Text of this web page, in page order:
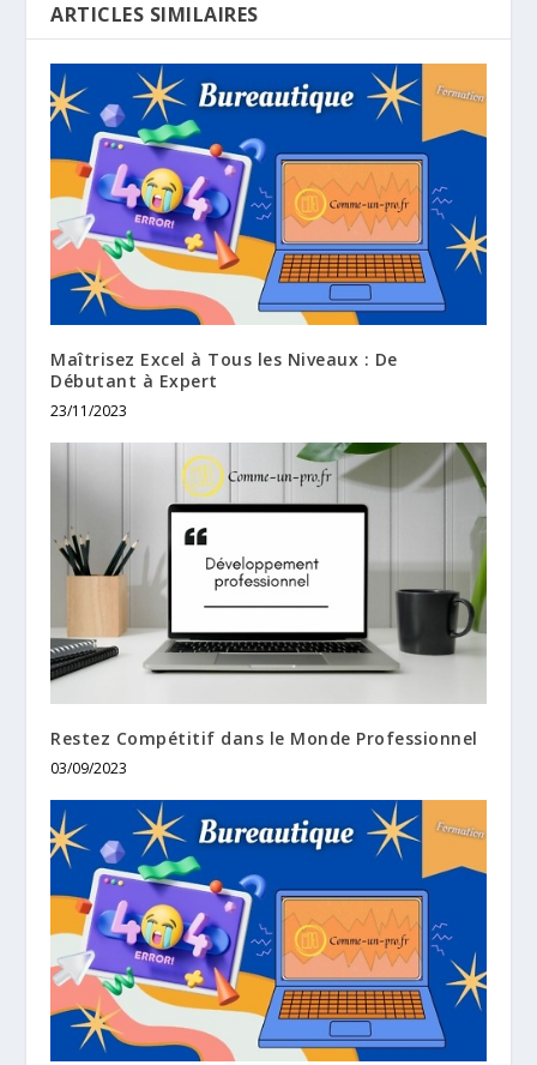
ARTICLES SIMILAIRES
Maîtrisez Excel à Tous les Niveaux : De
Débutant à Expert
23/11/2023
Restez Compétitif dans le Monde Professionnel
03/09/2023